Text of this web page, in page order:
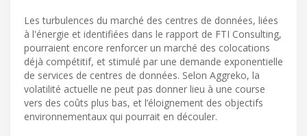
Les turbulences du marché des centres de données, liées
à l'énergie et identifiées dans le rapport de FTI Consulting,
pourraient encore renforcer un marché des colocations
déjà compétitif, et stimulé par une demande exponentielle
de services de centres de données. Selon Aggreko, la
volatilité actuelle ne peut pas donner lieu à une course
vers des coûts plus bas, et l’éloignement des objectifs
environnementaux qui pourrait en découler.